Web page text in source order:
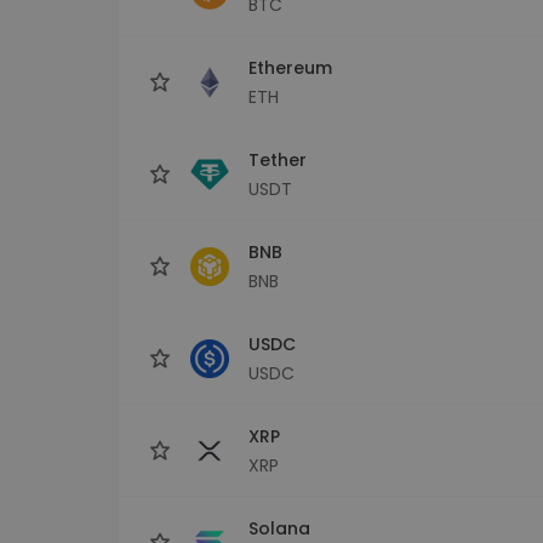
Ethereum
ETH
Tether
USDT
BNB
BNB
USDC
USDC
XRP
XRP
Solana